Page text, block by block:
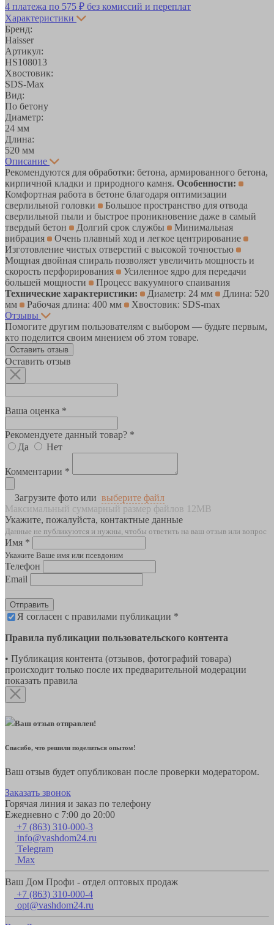
4 платежа по 575 ₽ без комиссий и переплат
Характеристики
Бренд:
Haisser
Артикул:
HS108013
Хвостовик:
SDS-Max
Вид:
По бетону
Диаметр:
24 мм
Длина:
520 мм
Описание
Рекомендуются для обработки: бетона, армированного бетона,
кирпичной кладки и природного камня. Особенности:
Комфортная работа в бетоне благодаря оптимизации
сверлильной головки
Большое пространство для отвода
сверлильной пыли и быстрое проникновение даже в самый
твердый бетон
Долгий срок службы
Минимальная
вибрация
Очень плавный ход и легкое центрирование
Изготовление чистых отверстий с высокой точностью
Мощная двойная спираль позволяет увеличить мощность и
скорость перфорирования
Усиленное ядро для передачи
большей мощности
Процесс вакуумного спаивания
Технические характеристики:
Диаметр: 24 мм
Длина: 520
мм
Рабочая длина: 400 мм
Хвостовик: SDS-max
Отзывы
Помогите другим пользователям с выбором — будьте первым,
кто поделится своим мнением об этом товаре.
Оставить отзыв
Оставить отзыв
Ваша оценка *
Рекомендуете данный товар? *
Да
Нет
Комментарии *
Загрузите фото или выберите файл
Максимальный суммарный размер файлов 12MB
Укажите, пожалуйста, контактные данные
Данные не публикуются и нужны, чтобы ответить на ваш отзыв или вопрос
Имя *
Укажите Ваше имя или псевдоним
Телефон
Email
Отправить
Я согласен с правилами публикации *
Правила публикации пользовательского контента
• Публикация контента (отзывов, фотографий товара)
происходит только после их предварительной модерации
показать правила
Ваш отзыв отправлен!
Спасибо, что решили поделиться опытом!
Ваш отзыв будет опубликован после проверки модератором.
Заказать звонок
Горячая линия и заказ по телефону
Ежедневно с 7:00 до 20:00
+7 (863) 310-000-3
info@vashdom24.ru
Telegram
Max
Ваш Дом Профи - отдел оптовых продаж
+7 (863) 310-000-4
opt@vashdom24.ru